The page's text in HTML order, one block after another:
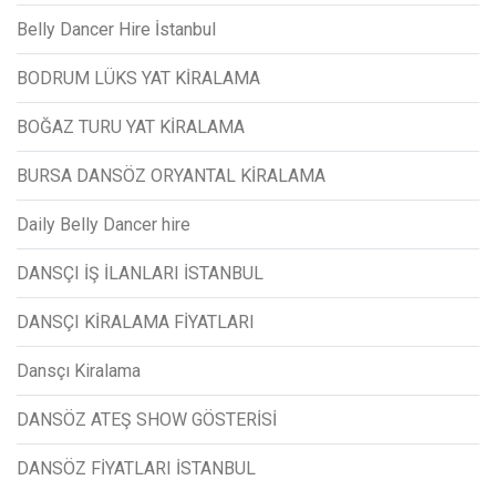
Belly Dancer Hire İstanbul
BODRUM LÜKS YAT KİRALAMA
BOĞAZ TURU YAT KİRALAMA
BURSA DANSÖZ ORYANTAL KİRALAMA
Daily Belly Dancer hire
DANSÇI İŞ İLANLARI İSTANBUL
DANSÇI KİRALAMA FİYATLARI
Dansçı Kiralama
DANSÖZ ATEŞ SHOW GÖSTERİSİ
DANSÖZ FİYATLARI İSTANBUL